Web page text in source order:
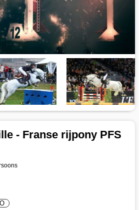
- Franse rijpony PFS